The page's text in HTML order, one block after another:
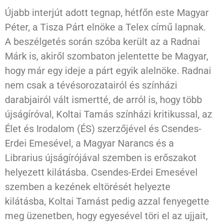
Újabb interjút adott tegnap, hétfőn este Magyar
Péter, a Tisza Párt elnöke a Telex című lapnak.
A beszélgetés során szóba került az a Radnai
Márk is, akiről szombaton jelentette be Magyar,
hogy már egy ideje a párt egyik alelnöke. Radnai
nem csak a tévésorozatairól és színházi
darabjairól vált ismertté, de arról is, hogy több
újságíróval, Koltai Tamás színházi kritikussal, az
Élet és Irodalom (ÉS) szerzőjével és Csendes-
Erdei Emesével, a Magyar Narancs és a
Librarius újságírójával szemben is erőszakot
helyezett kilátásba. Csendes-Erdei Emesével
szemben a kezének eltörését helyezte
kilátásba, Koltai Tamást pedig azzal fenyegette
meg üzenetben, hogy egyesével töri el az ujjait,